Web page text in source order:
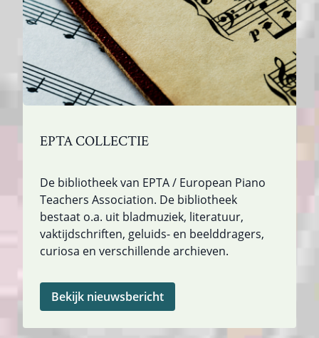
EPTA COLLECTIE
De bibliotheek van EPTA / European Piano
Teachers Association. De bibliotheek
bestaat o.a. uit bladmuziek, literatuur,
vaktijdschriften, geluids- en beelddragers,
curiosa en verschillende archieven.
Bekijk nieuwsbericht